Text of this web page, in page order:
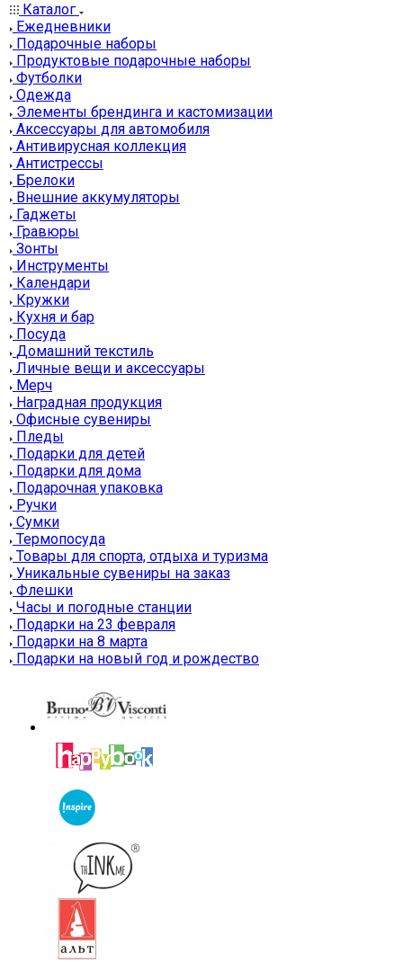
Каталог
Ежедневники
Подарочные наборы
Продуктовые подарочные наборы
Футболки
Одежда
Элементы брендинга и кастомизации
Аксессуары для автомобиля
Антивирусная коллекция
Антистрессы
Брелоки
Внешние аккумуляторы
Гаджеты
Гравюры
Зонты
Инструменты
Календари
Кружки
Кухня и бар
Посуда
Домашний текстиль
Личные вещи и аксессуары
Мерч
Наградная продукция
Офисные сувениры
Пледы
Подарки для детей
Подарки для дома
Подарочная упаковка
Ручки
Сумки
Термопосуда
Товары для спорта, отдыха и туризма
Уникальные сувениры на заказ
Флешки
Часы и погодные станции
Подарки на 23 февраля
Подарки на 8 марта
Подарки на новый год и рождество